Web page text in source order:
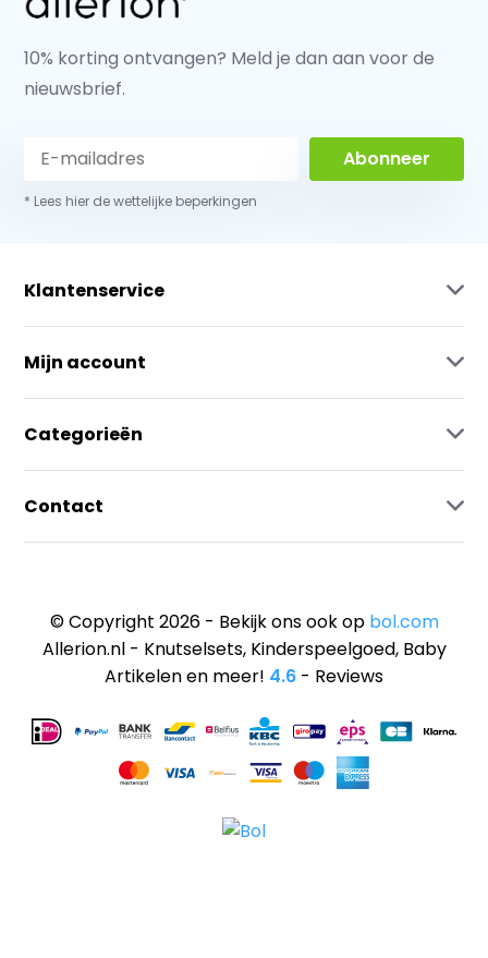
10% korting ontvangen? Meld je dan aan voor de
nieuwsbrief.
Abonneer
* Lees hier de wettelijke beperkingen
Klantenservice
Mijn account
Categorieën
Contact
© Copyright 2026 - Bekijk ons ook op bol.com
Allerion.nl - Knutselsets, Kinderspeelgoed, Baby
Artikelen en meer! 4.6 - Reviews